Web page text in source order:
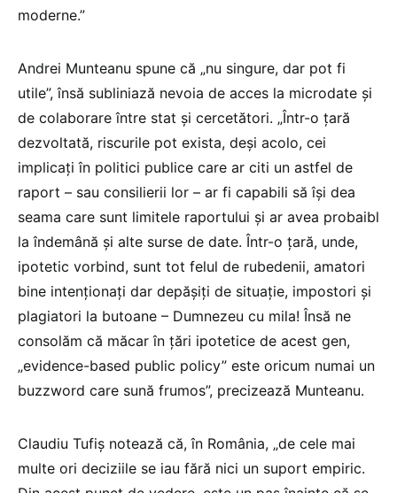
moderne.”
Andrei Munteanu spune că „nu singure, dar pot fi
utile”, însă subliniază nevoia de acces la microdate și
de colaborare între stat și cercetători. „Într-o țară
dezvoltată, riscurile pot exista, deși acolo, cei
implicați în politici publice care ar citi un astfel de
raport – sau consilierii lor – ar fi capabili să își dea
seama care sunt limitele raportului și ar avea probaibl
la îndemână și alte surse de date. Într-o țară, unde,
ipotetic vorbind, sunt tot felul de rubedenii, amatori
bine intenționați dar depășiți de situație, impostori și
plagiatori la butoane – Dumnezeu cu mila! Însă ne
consolăm că măcar în țări ipotetice de acest gen,
„evidence-based public policy” este oricum numai un
buzzword care sună frumos”, precizează Munteanu.
Claudiu Tufiș notează că, în România, „de cele mai
multe ori deciziile se iau fără nici un suport empiric.